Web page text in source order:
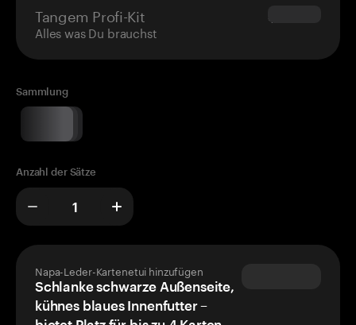
Tangem Profi-Kit
Alles was Du brauchst
$180.00
Sammlung
Anzahl der Sätze
Napa-Leder-Kartenetui hinzufügen
Schlanke schwarze Außenseite,
kühnes blaues Innenfutter –